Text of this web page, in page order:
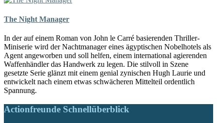
The Night Manager
In der auf einem Roman von John le Carré basierenden Thriller-
Miniserie wird der Nachtmanager eines ägyptischen Nobelhotels als
Agent angeworben und soll helfen, einem international agierenden
Waffenhändler das Handwerk zu legen. Die stilvoll in Szene
gesetzte Serie glänzt mit einem genial zynischen Hugh Laurie und
entwickelt nach einem etwas schwächeren Mittelteil ordentlich
Spannung.
Actionfreunde Schnellüberblick